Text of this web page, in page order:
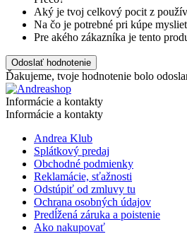
Aký je tvoj celkový pocit z
Na čo je potrebné pri kúpe
Pre akého zákazníka je tento
Odoslať hodnotenie
Ďakujeme, tvoje hodnotenie bolo
Informácie a kontakty
Informácie a kontakty
Andrea Klub
Splátkový predaj
Obchodné podmienky
Reklamácie, sťažnosti
Odstúpiť od zmluvy tu
Ochrana osobných údajov
Predĺžená záruka a poistenie
Ako nakupovať